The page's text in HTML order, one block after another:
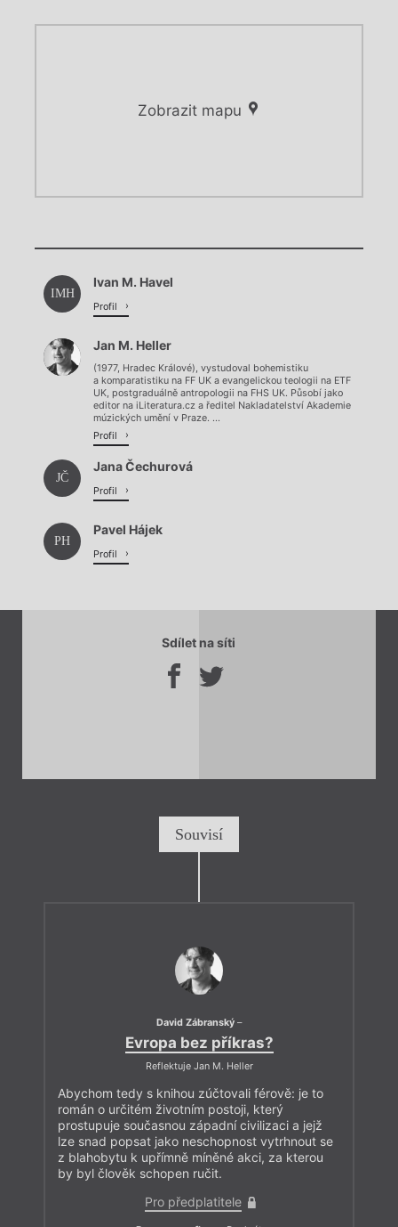
Zobrazit mapu
Načítá se.
Chviličku.
Načítá se.
IMH
Ivan M. Havel
Profil
Jan M. Heller
(1977, Hradec Králové), vystudoval bohemistiku
a komparatistiku na FF UK a evangelickou teologii na ETF
UK, postgraduálně antropologii na FHS UK. Působí jako
editor na iLiteratura.cz a ředitel Nakladatelství Akademie
múzických umění v Praze. ...
Profil
JČ
Jana Čechurová
Profil
PH
Pavel Hájek
Profil
Sdílet na síti
Souvisí
David Zábranský –
Evropa bez příkras?
Reflektuje Jan M. Heller
Abychom tedy s knihou zúčtovali férově: je to
román o určitém životním postoji, který
prostupuje současnou západní civilizaci a jejž
lze snad popsat jako neschopnost vytrhnout se
z blahobytu k upřímně míněné akci, za kterou
by byl člověk schopen ručit.
Pro předplatitele